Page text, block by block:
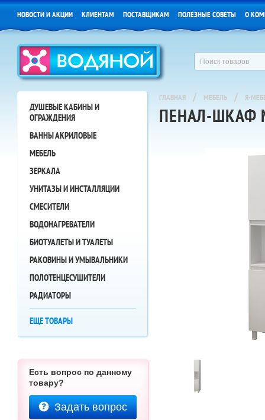
НОВОСТИ И АКЦИИ КЛИЕНТАМ ПОСТАВЩИКАМ ПОЛЕЗНЫЕ СОВЕТЫ О
ДУШЕВЫЕ КАБИНЫ И
ОГРАЖДЕНИЯ
ВАННЫ АКРИЛОВЫЕ
МЕБЕЛЬ
ЗЕРКАЛА
УНИТАЗЫ И ИНСТАЛЛЯЦИИ
СМЕСИТЕЛИ
ВОДОНАГРЕВАТЕЛИ
БИОТУАЛЕТЫ И ТУАЛЕТЫ
РАКОВИНЫ И УМЫВАЛЬНИКИ
ПОЛОТЕНЦЕСУШИТЕЛИ
РАДИАТОРЫ
ЕЩЕ ТОВАРЫ
Есть вопрос по данному
товару?
Задать вопрос
ГЛАВНАЯ / МЕБЕЛЬ / Я-
ПЕНАЛ-ШКАФ